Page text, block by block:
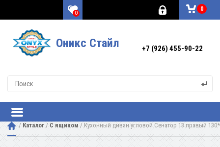
0
0
Оникс Стайл +7 (926) 455-90-22
/ Каталог / С ящиком / Кухонный диван угловой Сенатор 13 правый